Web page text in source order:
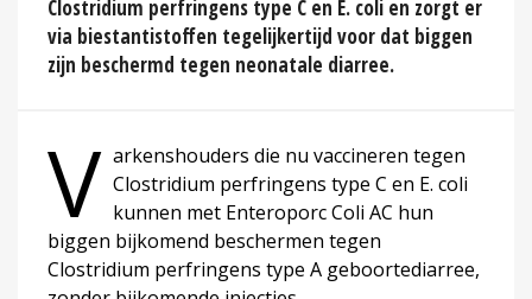
Clostridium perfringens type C en E. coli en zorgt er
via biestantistoffen tegelijkertijd voor dat biggen
zijn beschermd tegen neonatale diarree.
V arkenshouders die nu vaccineren tegen
Clostridium perfringens type C en E. coli
kunnen met Enteroporc Coli AC hun
biggen bijkomend beschermen tegen
Clostridium perfringens type A geboortediarree,